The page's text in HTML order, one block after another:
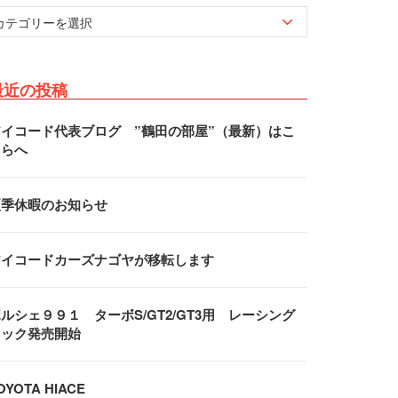
の投稿
コード代表ブログ ”鶴田の部屋”（最新）はこ
へ
休暇のお知らせ
コードカーズナゴヤが移転します
シェ９９１ ターボS/GT2/GT3用 レーシング
ク発売開始
HIACE